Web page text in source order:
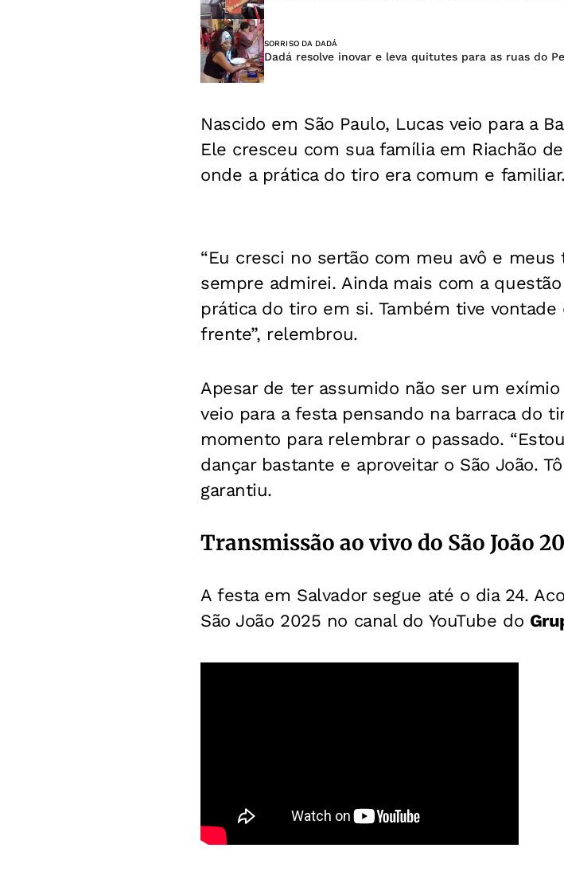
SORRISO DA DADÁ
Dadá resolve inovar e leva quitutes para as ruas do
Nascido em São Paulo, Lucas veio para a
Ele cresceu com sua família em Riachão
onde a prática do tiro era comum e familiar.
“Eu cresci no sertão com meu avô e
sempre admirei. Ainda mais com a
prática do tiro em si. Também tive
frente”, relembrou.
Apesar de ter assumido não ser um
veio para a festa pensando na barraca do
momento para relembrar o passado.
dançar bastante e aproveitar o São João.
garantiu.
Transmissão ao vivo do São João
A festa em Salvador segue até o dia 24.
São João 2025 no canal do YouTube do